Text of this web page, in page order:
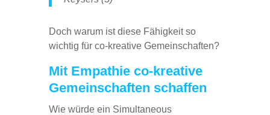
Doch warum ist diese Fähigkeit so
wichtig für co-kreative Gemeinschaften?
Mit Empathie co-kreative
Gemeinschaften schaffen
Wie würde ein Simultaneous